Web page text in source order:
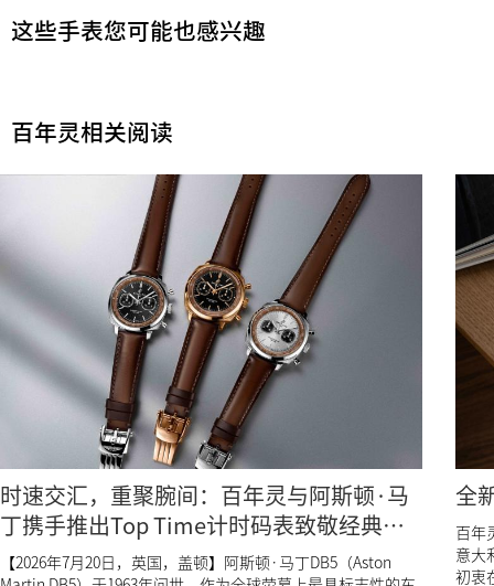
这些手表您可能也感兴趣
百年灵相关阅读
时速交汇，重聚腕间：百年灵与阿斯顿·马
丁携手推出Top Time计时码表致敬经典
DB5
【2026年7月20日，英国，盖顿】阿斯顿·马丁DB5（Aston
全
百年
意大
初衷